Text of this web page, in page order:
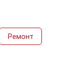
Ремонт